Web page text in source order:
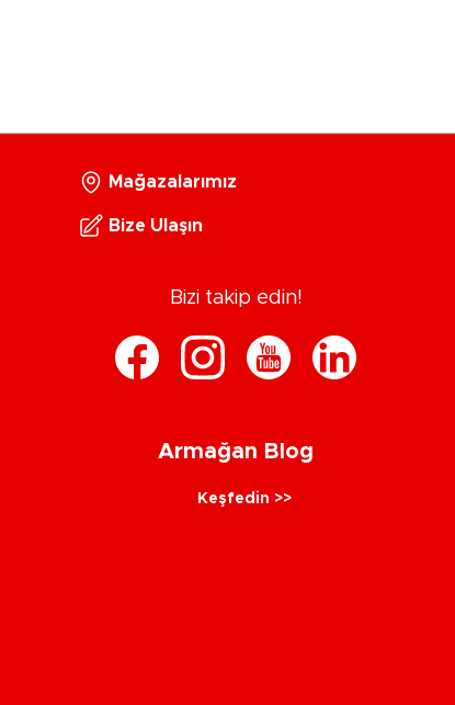
Mağazalarımız
Bize Ulaşın
Bizi takip edin!
Armağan Blog
Keşfedin >>